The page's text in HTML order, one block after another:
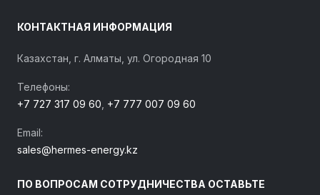
КОНТАКТНАЯ ИНФОРМАЦИЯ
Казахстан, г. Алматы, ул. Огородная 10
Телефоны:
+7 727 317 09 60 +7 777 007 09 60
Email:
sales@hermes-energy.kz
ПО ВОПРОСАМ СОТРУДНИЧЕСТВА ОСТАВЬТЕ